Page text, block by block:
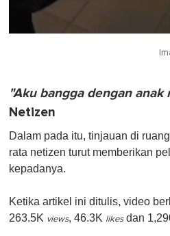
"Aku bangga dengan anak
Netizen
Dalam pada itu, tinjauan di
rata netizen turut memberikan
kepadanya.
Ketika artikel ini ditulis, video
263.5K views, 46.3K likesdan